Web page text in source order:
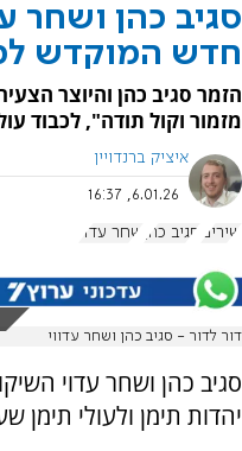
סגיב כהן ושחר
חדש המוקדש
הזמר סגיב כהן והיוצר
מזמור וקול תודה", לכבוד
איציק ברנדויין
6.01.26, 16:37
שירים סגיב כהן שחר עדוי
דור לדור - סגיב כהן ושחר עדווי
סגיב כהן ושחר עדוי
יהדות תימן ולעולי